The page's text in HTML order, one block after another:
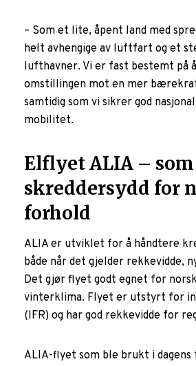
– Som et lite, åpent land med
helt avhengige av luftfart og et
lufthavner. Vi er fast bestemt på
omstillingen mot en mer
samtidig som vi sikrer god
mobilitet.
Elflyet ALIA – som
skreddersydd for
forhold
ALIA er utviklet for å håndtere
både når det gjelder rekkevidde,
Det gjør flyet godt egnet for
vinterklima. Flyet er utstyrt for
(IFR) og har god rekkevidde for
ALIA-flyet som ble brukt i dagens